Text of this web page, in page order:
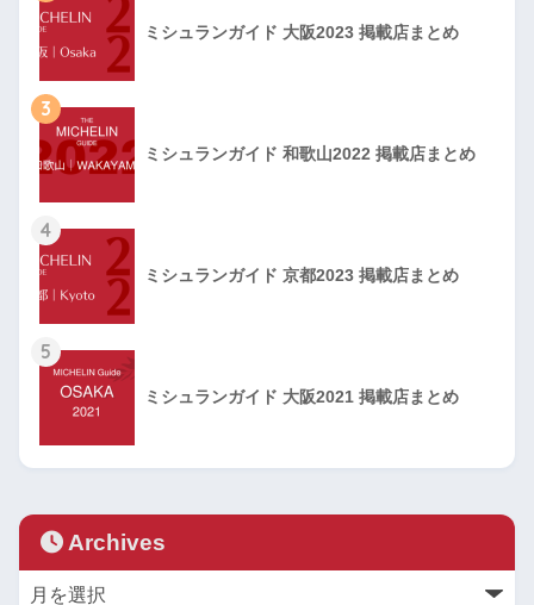
ミシュランガイド 大阪2023 掲載店まとめ
3
ミシュランガイド 和歌山2022 掲載店まとめ
4
ミシュランガイド 京都2023 掲載店まとめ
5
ミシュランガイド 大阪2021 掲載店まとめ
Archives